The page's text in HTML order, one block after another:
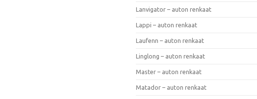
Lanvigator – auton renkaat
Lappi – auton renkaat
Laufenn – auton renkaat
Linglong – auton renkaat
Master – auton renkaat
Matador – auton renkaat